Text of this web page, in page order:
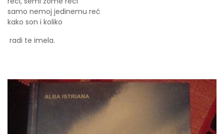
samo nemoj jedinemu reć
kako son i koliko
radi te imela.